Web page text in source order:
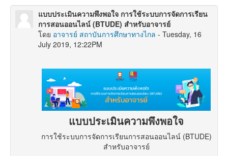
แบบประเมินความพึงพอใจ การใช้ระบบการจัดการเรียน
การสอนออนไลน์ (BTUDE) สำหรับอาจารย์
โดย อาจารย์ สถาบันการศึกษาทางไกล - Tuesday, 16
July 2019, 12:22PM
แบบประเมินความพึงพอใจ
การใช้ระบบการจัดการเรียนการสอนออนไลน์ (BTUDE)
สำหรับอาจารย์